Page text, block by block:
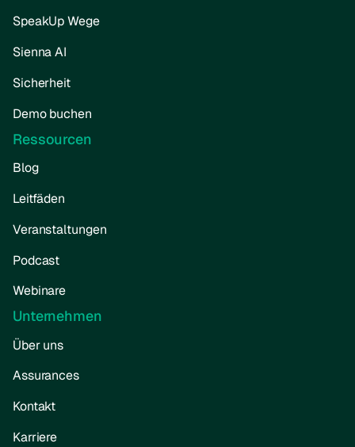
SpeakUp Wege
Sienna AI
Sicherheit
Demo buchen
Ressourcen
Blog
Leitfäden
Veranstaltungen
Podcast
Webinare
Unternehmen
Über uns
Assurances
Kontakt
Karriere